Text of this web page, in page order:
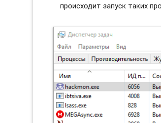
происходит запуск таких